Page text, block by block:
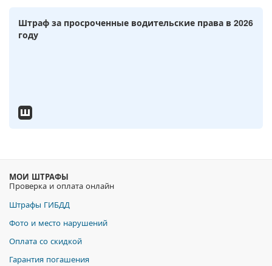
Штраф за просроченные водительские права в 2026
году
МОИ ШТРАФЫ
Проверка и оплата онлайн
Штрафы ГИБДД
Фото и место нарушений
Оплата со скидкой
Гарантия погашения